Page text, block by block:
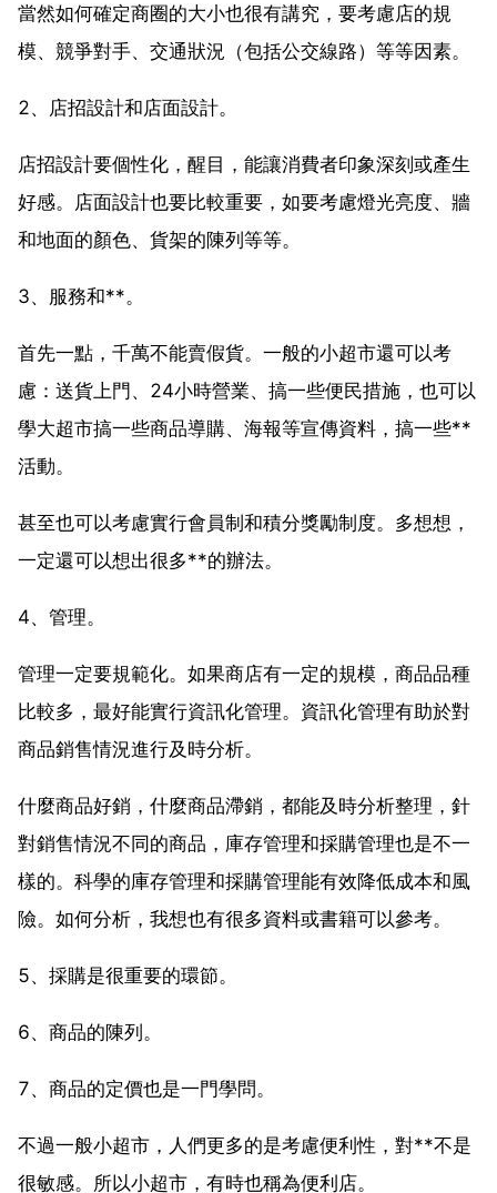
當然如何確定商圈的大小也很有講究，要考慮店的規
模、競爭對手、交通狀況（包括公交線路）等等因素。
2、店招設計和店面設計。
店招設計要個性化，醒目，能讓消費者印象深刻或產生
好感。店面設計也要比較重要，如要考慮燈光亮度、牆
和地面的顏色、貨架的陳列等等。
3、服務和**。
首先一點，千萬不能賣假貨。一般的小超市還可以考
慮：送貨上門、24小時營業、搞一些便民措施，也可以
學大超市搞一些商品導購、海報等宣傳資料，搞一些**
活動。
甚至也可以考慮實行會員制和積分獎勵制度。多想想，
一定還可以想出很多**的辦法。
4、管理。
管理一定要規範化。如果商店有一定的規模，商品品種
比較多，最好能實行資訊化管理。資訊化管理有助於對
商品銷售情況進行及時分析。
什麼商品好銷，什麼商品滯銷，都能及時分析整理，針
對銷售情況不同的商品，庫存管理和採購管理也是不一
樣的。科學的庫存管理和採購管理能有效降低成本和風
險。如何分析，我想也有很多資料或書籍可以參考。
5、採購是很重要的環節。
6、商品的陳列。
7、商品的定價也是一門學問。
不過一般小超市，人們更多的是考慮便利性，對**不是
很敏感。所以小超市，有時也稱為便利店。